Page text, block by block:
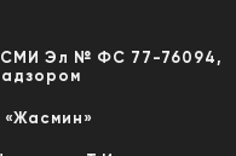
СМИ Эл № ФС 77-76094,